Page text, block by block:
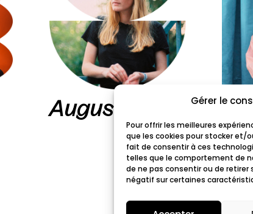
Gérer le
Pour offrir les meilleures
que les cookies pour stocker et/
fait de consentir à ces
telles que le comportement de
de ne pas consentir ou de
négatif sur certaines
Augusta